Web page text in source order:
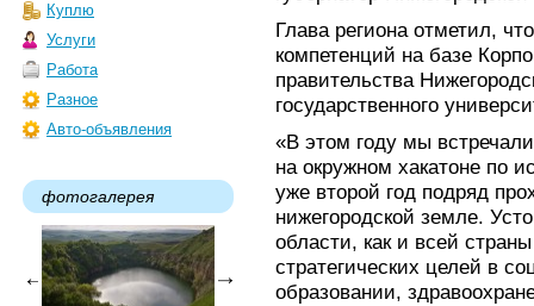
Куплю
Услуги
Работа
Разное
Авто-объявления
фотогалерея
Глава региона отметил,
компетенций на базе
правительства
государственного
«В этом году мы
на окружном хакатоне по
уже второй год подряд
нижегородской земле.
области, как и всей
стратегических целей в
образовании,